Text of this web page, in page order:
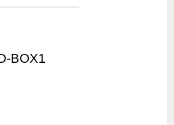
BOX1